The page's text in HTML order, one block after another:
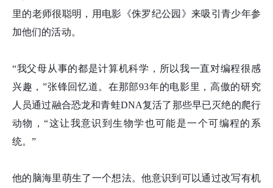
里的老师很聪明，用电影《侏罗纪公园》来吸引青少年参
加他们的活动。
“我父母从事的都是计算机科学，所以我一直对编程很感
兴趣，”张锋回忆道。在那部93年的电影里，高傲的研究
人员通过融合恐龙和青蛙DNA复活了那些早已灭绝的爬行
动物，“这让我意识到生物学也可能是一个可编程的系
统。”
他的脑海里萌生了一个想法。他意识到可以通过改写有机